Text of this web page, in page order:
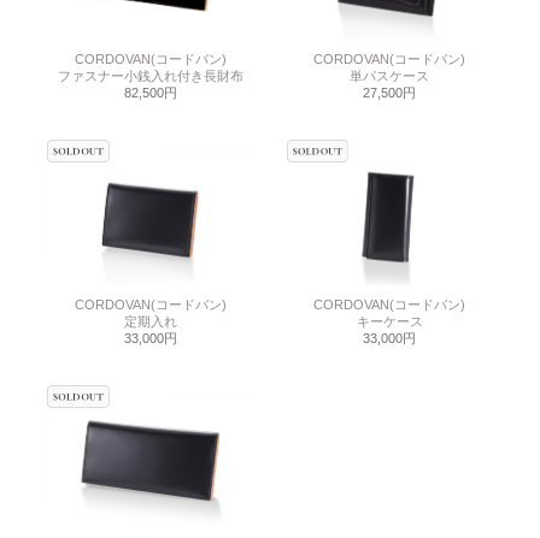
CORDOVAN(コードバン)
ファスナー小銭入れ付き長財布
82,500円
CORDOVAN(コードバン)
単パスケース
27,500円
CORDOVAN(コードバン)
定期入れ
33,000円
CORDOVAN(コードバン)
キーケース
33,000円